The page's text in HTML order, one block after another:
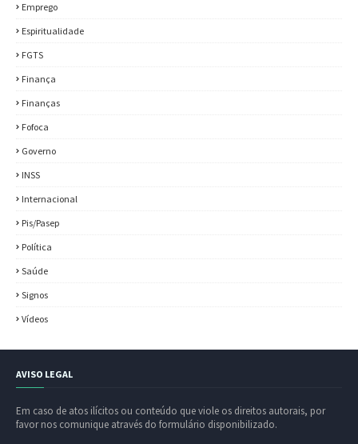
Emprego
Espiritualidade
FGTS
Finança
Finanças
Fofoca
Governo
INSS
Internacional
Pis/Pasep
Política
Saúde
Signos
Vídeos
AVISO LEGAL
Em caso de atos ilícitos ou conteúdo que viole os direitos autorais, por
favor nos comunique através do formulário disponibilizado.